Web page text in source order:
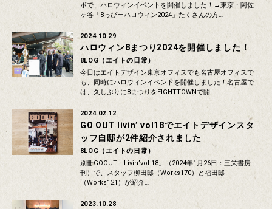
ボで、ハロウィンイベントを開催しました！→東京・阿佐
ヶ谷「8っぴーハロウィン2024」たくさんの方…
2024.10.29
ハロウィン8まつり2024を開催しました！
8LOG（エイトの日常）
今日はエイトデザイン東京オフィスでも名古屋オフィスで
も、同時にハロウィンイベントを開催しました！名古屋で
は、久しぶりに8まつりをEIGHTTOWNで開…
2024.02.12
GO OUT livin’ vol18でエイトデザインスタ
ッフ自邸が2件紹介されました
8LOG（エイトの日常）
別冊GOOUT「Livin’vol.18」（2024年1月26日：三栄書房
刊）で、スタッフ柳田邸（Works170）と福田邸
（Works121）が紹介…
2023.10.28